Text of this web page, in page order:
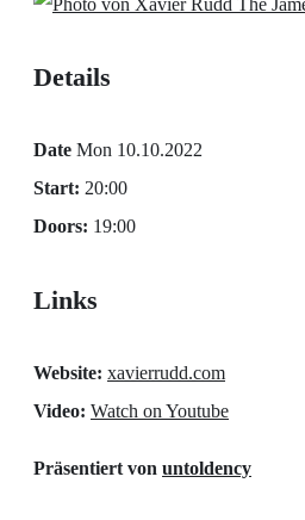
Details
Date Mon 10.10.2022
Start: 20:00
Doors: 19:00
Links
Website: xavierrudd.com
Video: Watch on Youtube
Präsentiert von untoldency